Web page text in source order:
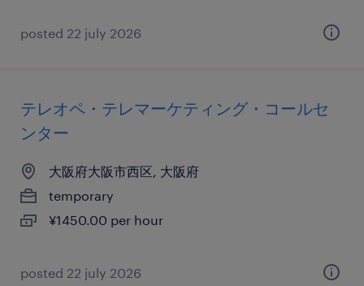
posted 22 july 2026
テレオペ・テレマーケティング・コールセ
ンター
大阪府大阪市西区, 大阪府
temporary
¥1450.00 per hour
posted 22 july 2026